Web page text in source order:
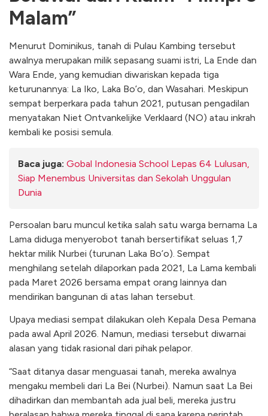
Malam”
Menurut Dominikus, tanah di Pulau Kambing tersebut
awalnya merupakan milik sepasang suami istri, La Ende dan
Wara Ende, yang kemudian diwariskan kepada tiga
keturunannya: La Iko, Laka Bo’o, dan Wasahari. Meskipun
sempat berperkara pada tahun 2021, putusan pengadilan
menyatakan Niet Ontvankelijke Verklaard (NO) atau inkrah
kembali ke posisi semula.
Baca juga: Gobal Indonesia School Lepas 64 Lulusan,
Siap Menembus Universitas dan Sekolah Unggulan
Dunia
Persoalan baru muncul ketika salah satu warga bernama La
Lama diduga menyerobot tanah bersertifikat seluas 1,7
hektar milik Nurbei (turunan Laka Bo’o). Sempat
menghilang setelah dilaporkan pada 2021, La Lama kembali
pada Maret 2026 bersama empat orang lainnya dan
mendirikan bangunan di atas lahan tersebut.
Upaya mediasi sempat dilakukan oleh Kepala Desa Pemana
pada awal April 2026. Namun, mediasi tersebut diwarnai
alasan yang tidak rasional dari pihak pelapor.
“Saat ditanya dasar menguasai tanah, mereka awalnya
mengaku membeli dari La Bei (Nurbei). Namun saat La Bei
dihadirkan dan membantah ada jual beli, mereka justru